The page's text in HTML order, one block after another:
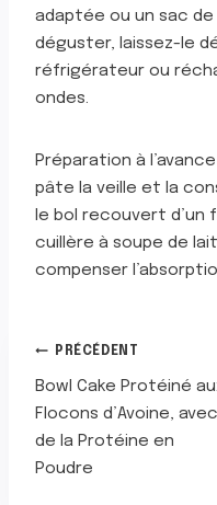
adaptée ou un sac
déguster, laissez-le
réfrigérateur ou
ondes.
Préparation à
pâte la veille et la
le bol recouvert d’un
cuillère à soupe de
compenser
NAVIGATION
DE
L’ARTICLE
PRÉCÉDENT
Bowl Cake Protéiné
Flocons d’Avoine, avec
de la Protéine en
Poudre